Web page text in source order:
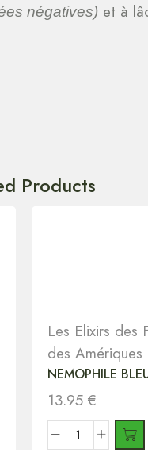
négatives) et à
Products
Les Elixirs des
des Amériques
NEMOPHILE
13.95 €